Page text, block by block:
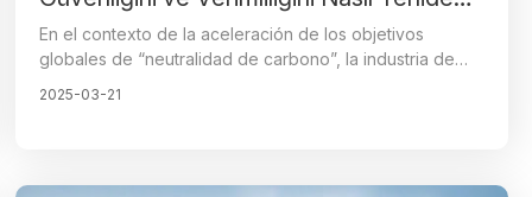
Şekillendiriyor
En el contexto de la aceleración de los objetivos
globales de “neutralidad de carbono”, la industria de
vehículos eléctricos está experimentando una
conectores de alta tensión determina directamente la
2025-03-21